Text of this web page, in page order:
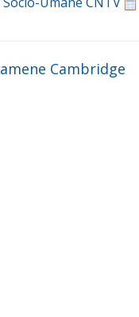
Cambridge